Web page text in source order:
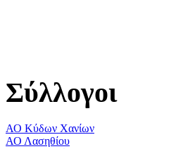
Σύλλογοι
ΑΟ Κύδων Χανίων
ΑΟ Λασηθίου